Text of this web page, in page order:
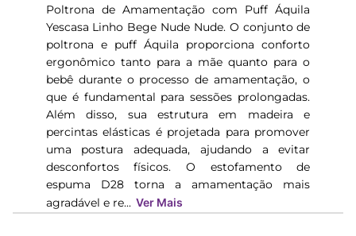
Poltrona de Amamentação com Puff Áquila
Yescasa Linho Bege Nude Nude. O conjunto de
poltrona e puff Áquila proporciona conforto
ergonômico tanto para a mãe quanto para o
bebê durante o processo de amamentação, o
que é fundamental para sessões prolongadas.
Além disso, sua estrutura em madeira e
percintas elásticas é projetada para promover
uma postura adequada, ajudando a evitar
desconfortos físicos. O estofamento de
espuma D28 torna a amamentação mais
agradável e re... Ver Mais